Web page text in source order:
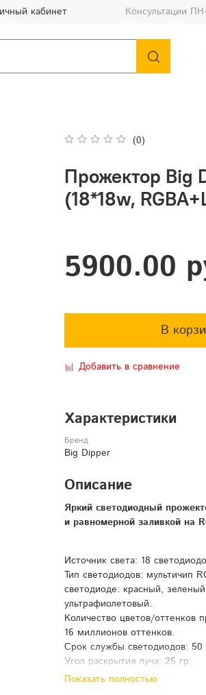
кабинет Консультации
(0)
Прожектор Big
(18*18w,
5900.00
В
Добавить в сравнение
Характеристики
Бренд
Big Dipper
Описание
Яркий светодиодный
и равномерной заливкой на
Источник света: 18
Тип светодиодов: мультичип
светодиоде: красный,
ультрафиолетовый.
Количество цветов/оттенков
16 миллионов оттенков.
Срок службы светодиодов: 50
Угол раскрытия луча: 25 гр.
Стробоскоп: электронный,
Показать полностью